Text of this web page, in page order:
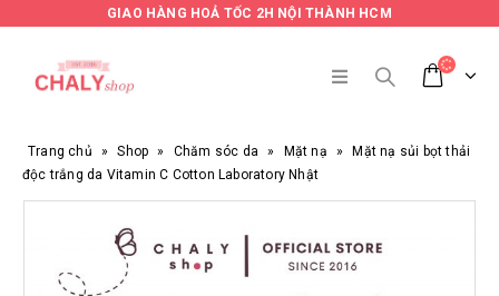
GIAO HÀNG HOẢ TỐC 2H NỘI THÀNH HCM
Trang chủ » Shop » Chăm sóc da » Mặt nạ »
Mặt nạ sủi bọt thải
độc trắng da Vitamin C Cotton Laboratory Nhật